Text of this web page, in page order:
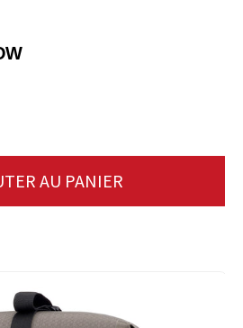
AU PANIER